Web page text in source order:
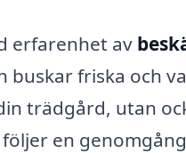
erfarenhet av
buskar friska och
trädgård, utan
en